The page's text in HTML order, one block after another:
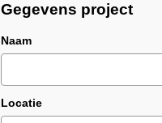
Gegevens project
Naam
Locatie